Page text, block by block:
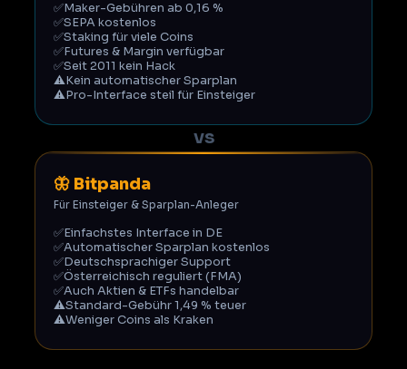
✅Maker-Gebühren ab 0,16 %
✅SEPA kostenlos
✅Staking für viele Coins
✅Futures & Margin verfügbar
✅Seit 2011 kein Hack
⚠️Kein automatischer Sparplan
⚠️Pro-Interface steil für Einsteiger
VS
🦋 Bitpanda
Für Einsteiger & Sparplan-Anleger
✅Einfachstes Interface in DE
✅Automatischer Sparplan kostenlos
✅Deutschsprachiger Support
✅Österreichisch reguliert (FMA)
✅Auch Aktien & ETFs handelbar
⚠️Standard-Gebühr 1,49 % teuer
⚠️Weniger Coins als Kraken